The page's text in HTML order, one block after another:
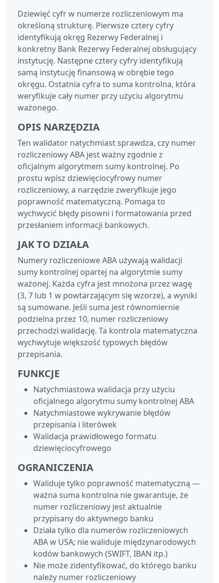
Dziewięć cyfr w numerze rozliczeniowym ma
określoną strukturę. Pierwsze cztery cyfry
identyfikują okręg Rezerwy Federalnej i
konkretny Bank Rezerwy Federalnej obsługujący
instytucję. Następne cztery cyfry identyfikują
samą instytucję finansową w obrębie tego
okręgu. Ostatnia cyfra to suma kontrolna, która
weryfikuje cały numer przy użyciu algorytmu
ważonego.
OPIS NARZĘDZIA
Ten walidator natychmiast sprawdza, czy numer
rozliczeniowy ABA jest ważny zgodnie z
oficjalnym algorytmem sumy kontrolnej. Po
prostu wpisz dziewięciocyfrowy numer
rozliczeniowy, a narzędzie zweryfikuje jego
poprawność matematyczną. Pomaga to
wychwycić błędy pisowni i formatowania przed
przesłaniem informacji bankowych.
JAK TO DZIAŁA
Numery rozliczeniowe ABA używają walidacji
sumy kontrolnej opartej na algorytmie sumy
ważonej. Każda cyfra jest mnożona przez wagę
(3, 7 lub 1 w powtarzającym się wzorze), a wyniki
są sumowane. Jeśli suma jest równomiernie
podzielna przez 10, numer rozliczeniowy
przechodzi walidację. Ta kontrola matematyczna
wychwytuje większość typowych błędów
przepisania.
FUNKCJE
Natychmiastowa walidacja przy użyciu
oficjalnego algorytmu sumy kontrolnej ABA
Natychmiastowe wykrywanie błędów
przepisania i literówek
Walidacja prawidłowego formatu
dziewięciocyfrowego
OGRANICZENIA
Waliduje tylko poprawność matematyczną —
ważna suma kontrolna nie gwarantuje, że
numer rozliczeniowy jest aktualnie
przypisany do aktywnego banku
Działa tylko dla numerów rozliczeniowych
ABA w USA; nie waliduje międzynarodowych
kodów bankowych (SWIFT, IBAN itp.)
Nie może zidentyfikować, do którego banku
należy numer rozliczeniowy